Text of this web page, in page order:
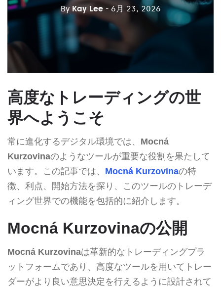
By Kay Lee - 6月 23, 2026
高度なトレーディングの世
界へようこそ
常に進化するデジタル環境では、 Mocná
Kurzovinaのようなツールが重要な役割を果たして
います。この記事では、 Mocná Kurzovinaの特
徴、利点、開始方法を探り、このツールのトレーデ
ィング世界での機能を包括的に紹介します。
Mocná Kurzovinaの公開
Mocná Kurzovinaは革新的なトレーディングプラ
ットフォームであり、高度なツールを用いてトレー
ダーがより良い意思決定を行えるように設計されて